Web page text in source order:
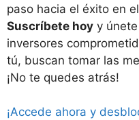
paso hacia el éxito en
Suscríbete hoy y
inversores
tú, buscan tomar las
¡No te quedes atrás!
¡Accede ahora y